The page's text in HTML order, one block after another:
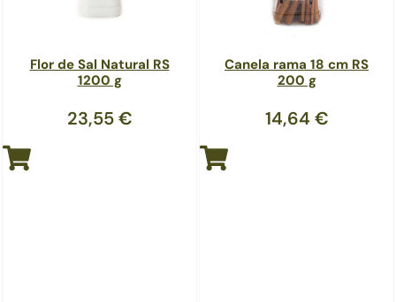
Flor de Sal Natural RS
1200 g
23,55€
Canela rama 18 cm RS
200 g
14,64 €